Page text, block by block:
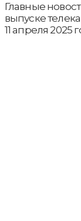
Главные
выпуске
11 апреля 2025